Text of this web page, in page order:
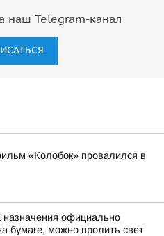
наш Telegram-канал
«Колобок» провалился в
назначения официально
бумаге, можно пролить свет